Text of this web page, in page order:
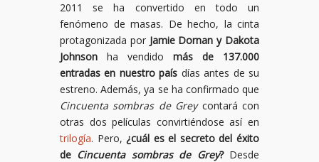
2011 se ha convertido en todo un
fenómeno de masas. De hecho, la cinta
protagonizada por Jamie Dornan y Dakota
Johnson ha vendido más de 137.000
entradas en nuestro país días antes de su
estreno. Además, ya se ha confirmado que
Cincuenta sombras de Greycontará con
otras dos películas convirtiéndose así en
trilogía. Pero, ¿cuál es el secreto del éxito
de Cincuenta sombras de Grey?Desde